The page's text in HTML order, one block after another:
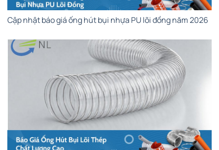
Cập nhật báo giá ống hút bụi nhựa PU lõi đồng năm 2026